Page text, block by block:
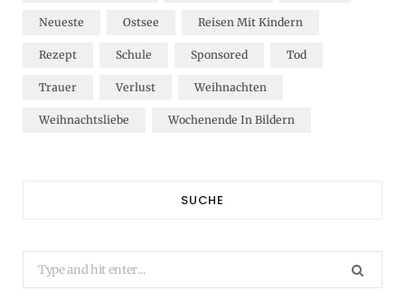
Neueste Ostsee Reisen Mit Kindern
Rezept Schule Sponsored Tod
Trauer Verlust Weihnachten
Weihnachtsliebe Wochenende In Bildern
SUCHE
Search
for: